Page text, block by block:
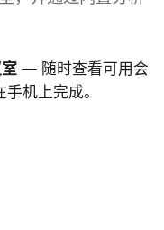
— 随时查看可用会
机上完成。